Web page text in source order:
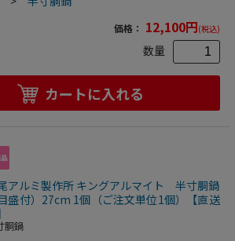
皮膜はアルミニウムの表面を保護し、表面を硬くし、腐
防ぐ働きをします。この皮膜を人工的に厚くしたものが
マイトです。●重量：1．4kg●容量：5．1L
価格： 12,100円(税込)
数量
カートに入れる
アルミ製作所 キングアルマイト 半寸胴鍋
目盛付）27cm 1個（ご注文単位1個）【直送
胴鍋